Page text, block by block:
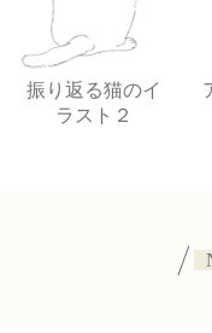
振り返る猫のイ
ラスト２